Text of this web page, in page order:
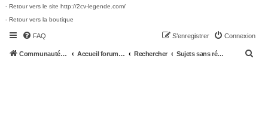
- Retour vers le site http://2cv-legende.com/
- Retour vers la boutique
FAQ Connexion
S’enregistrer
Communauté 2cv-legende.com Accueil forum 2cv-legende.com Rechercher Sujets sans réponse